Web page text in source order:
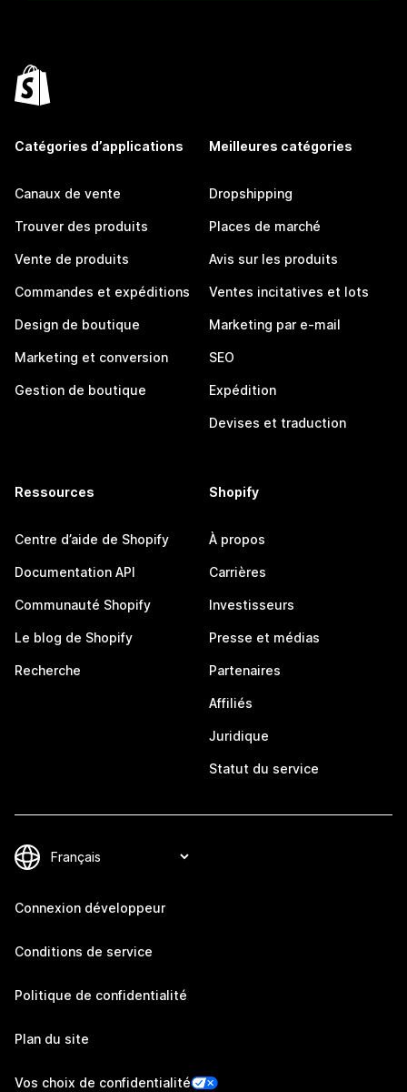
Catégories d’applications
Canaux de vente
Trouver des produits
Vente de produits
Commandes et expéditions
Design de boutique
Marketing et conversion
Gestion de boutique
Meilleures catégories
Dropshipping
Places de marché
Avis sur les produits
Ventes incitatives et lots
Marketing par e-mail
SEO
Expédition
Devises et traduction
Ressources
Centre d’aide de Shopify
Documentation API
Communauté Shopify
Le blog de Shopify
Recherche
Shopify
À propos
Carrières
Investisseurs
Presse et médias
Partenaires
Affiliés
Juridique
Statut du service
Connexion développeur
Conditions de service
Politique de confidentialité
Plan du site
Vos choix de confidentialité